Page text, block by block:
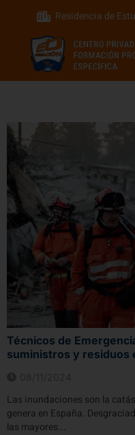
Residencia de
Técnicos de
suministros y residuos
Las inundaciones son la
genera en España.
las mayores...